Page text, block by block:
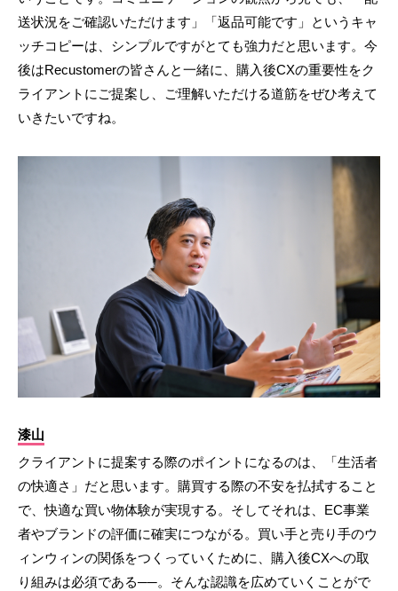
送状況をご確認いただけます」「返品可能です」というキャ
ッチコピーは、シンプルですがとても強力だと思います。今
後はRecustomerの皆さんと一緒に、購入後CXの重要性をク
ライアントにご提案し、ご理解いただける道筋をぜひ考えて
いきたいですね。
漆山
クライアントに提案する際のポイントになるのは、「生活者
の快適さ」だと思います。購買する際の不安を払拭すること
で、快適な買い物体験が実現する。そしてそれは、EC事業
者やブランドの評価に確実につながる。買い手と売り手のウ
ィンウィンの関係をつくっていくために、購入後CXへの取
り組みは必須である──。そんな認識を広めていくことがで